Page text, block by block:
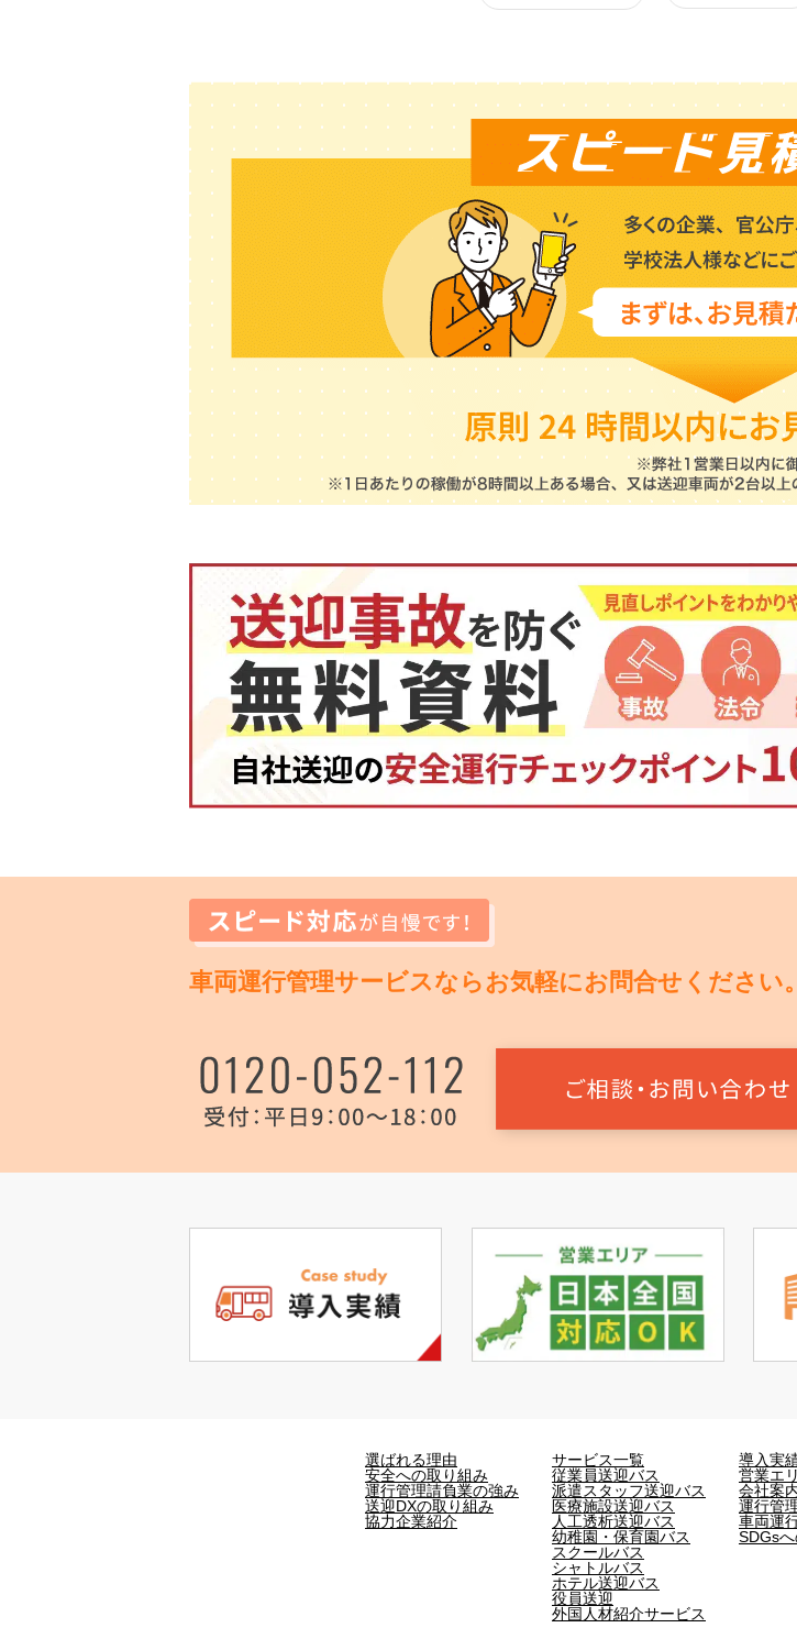
車両運行管理サービスならお気軽にお問合せください。
選ばれる理由
安全への取り組み
運行管理請負業の強み
送迎DXの取り組み
協力企業紹介
サービス一覧
従業員送迎バス
派遣スタッフ送迎バス
医療施設送迎バス
人工透析送迎バス
幼稚園・保育園バス
スクールバス
シャトルバス
ホテル送迎バス
役員送迎
外国人材紹介サービス
導入実
営業エ
会社案
運行管
車両運
SDGs